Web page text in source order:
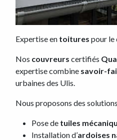
Expertise en toitures pour le
Nos couvreurs certifiés
expertise combine savoir-
urbaines des Ulis.
Nous proposons des
Pose de tuiles
Installation d’ardoises